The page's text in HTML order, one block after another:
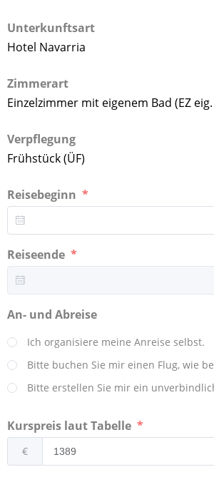
Unterkunftsart
Hotel Navarria
Zimmerart
Einzelzimmer mit eigenem Bad (EZ
Verpflegung
Frühstück (ÜF)
Reisebeginn
Reiseende
An- und Abreise
Ich organisiere meine Anreise selbst.
Bitte buchen Sie mir einen Flug, wie
Bitte erstellen Sie mir ein
Kurspreis laut Tabelle
€